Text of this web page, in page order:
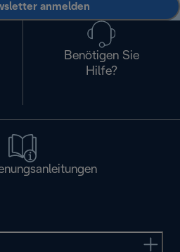
anmelden
Benötigen Sie
Hilfe?